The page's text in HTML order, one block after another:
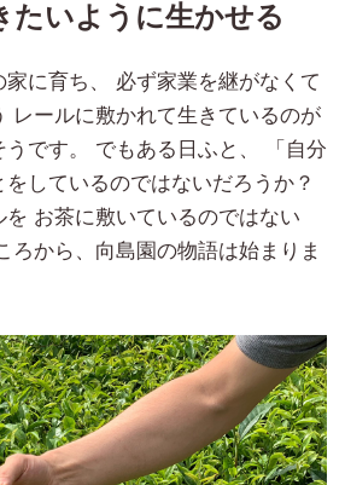
たいように生かせる
に育ち、 必ず家業を継がなくて
レールに敷かれて生きているのが
うです。 でもある日ふと、 「自分
しているのではないだろうか？
お茶に敷いているのではない
ろから、向島園の物語は始まりま